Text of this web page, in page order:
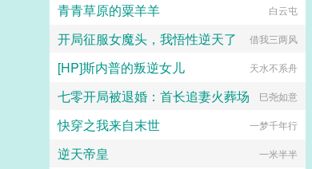
青青草原的粟羊羊 白云屯
开局征服女魔头，我悟性逆天了 借我三两风
[HP]斯内普的叛逆女儿 天水不系舟
七零开局被退婚：首长追妻火葬场 巳尧如意
快穿之我来自末世 一梦千年行
逆天帝皇 一米半半